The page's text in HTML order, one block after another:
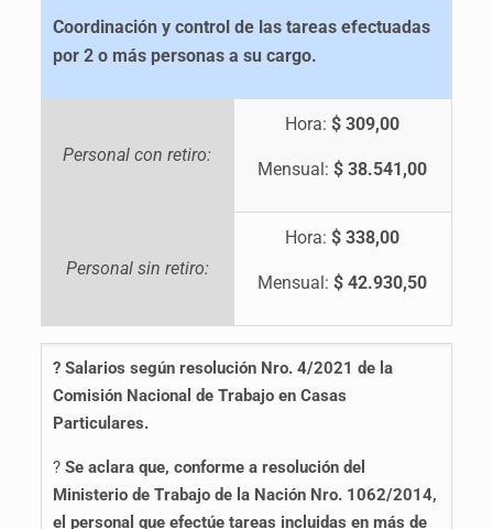
Coordinación y control de las tareas efectuadas
por 2 o más personas a su cargo.
Personal con retiro:
Hora:$ 309,00
Mensual:$ 38.541,00
Personal sin retiro:
Hora:$ 338,00
Mensual:$ 42.930,50
? Salarios según resolución Nro. 4/2021 de la
Comisión Nacional de Trabajo en Casas
Particulares.
? Se aclara que, conforme a resolución del
Ministerio de Trabajo de la Nación Nro. 1062/2014,
el personal que efectúe tareas incluidas en más de